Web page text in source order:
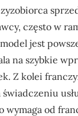
często w
jest
na szybkie
Z kolei
wymaga od